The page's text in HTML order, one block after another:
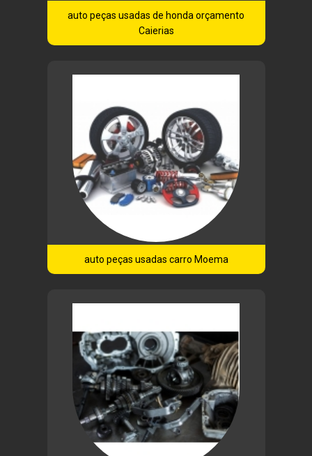
auto peças usadas de honda orçamento
Caierias
auto peças usadas carro Moema